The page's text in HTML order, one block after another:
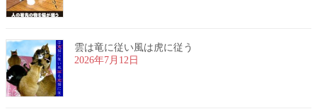
雲は竜に従い風は虎に従う
2026年7月12日